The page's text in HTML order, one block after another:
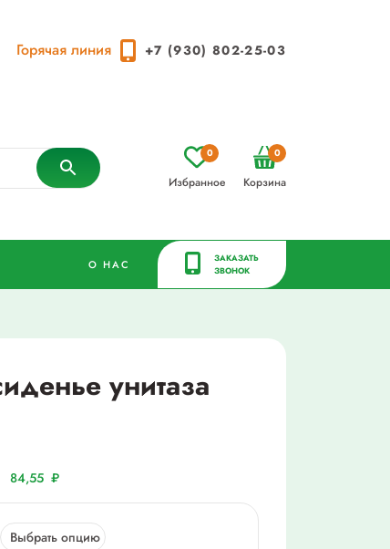
Горячая линия +7 (930) 802-25-03
Избранное
0
Корзина
0
О НАС
ЗАКАЗАТЬ
ЗВОНОК
унитаза
84,55 ₽